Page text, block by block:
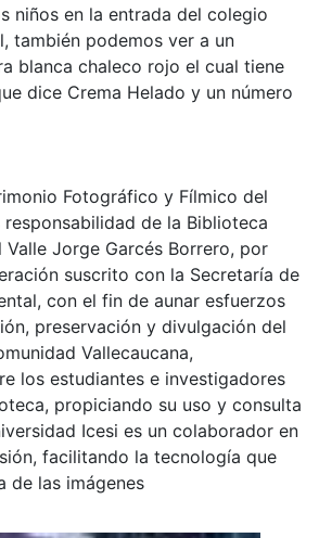
niños en la entrada del colegio
también podemos ver a un
blanca chaleco rojo el cual tiene
dice Crema Helado y un número
Fotográfico y Fílmico del
responsabilidad de la Biblioteca
Jorge Garcés Borrero, por
suscrito con la Secretaría de
con el fin de aunar esfuerzos
preservación y divulgación del
Vallecaucana,
los estudiantes e investigadores
propiciando su uso y consulta
Icesi es un colaborador en
facilitando la tecnología que
de las imágenes